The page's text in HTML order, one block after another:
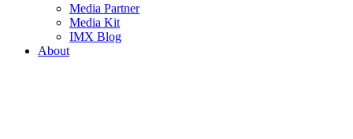
Media Partner
Media Kit
IMX Blog
About